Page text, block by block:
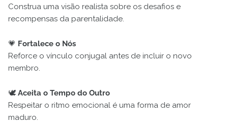
Construa uma visão realista sobre os desafios e
recompensas da parentalidade.
💗 Fortalece o Nós
Reforce o vínculo conjugal antes de incluir o novo
membro.
🕊️ Aceita o Tempo do Outro
Respeitar o ritmo emocional é uma forma de amor
maduro.